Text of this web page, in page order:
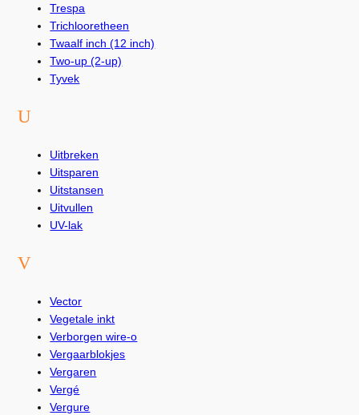
Trespa
Trichlooretheen
Twaalf inch (12 inch)
Two-up (2-up)
Tyvek
U
Uitbreken
Uitsparen
Uitstansen
Uitvullen
UV-lak
V
Vector
Vegetale inkt
Verborgen wire-o
Vergaarblokjes
Vergaren
Vergé
Vergure